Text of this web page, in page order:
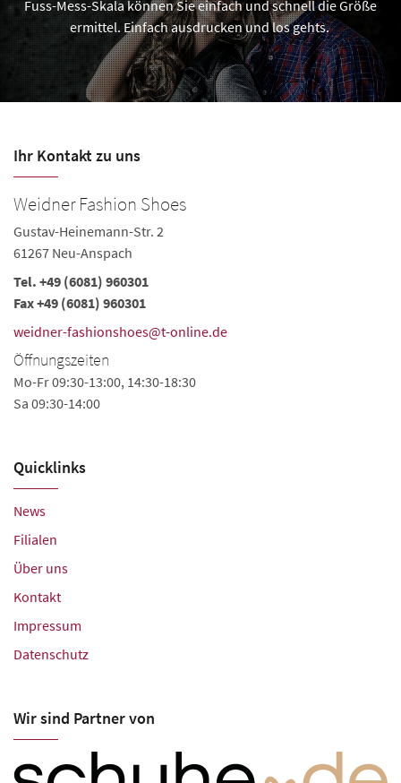
Fuss-Mess-Skala können Sie einfach und schnell die Größe
ermittel. Einfach ausdrucken und los gehts.
Ihr Kontakt zu uns
Weidner Fashion Shoes
Gustav-Heinemann-Str. 2
61267 Neu-Anspach
Tel. +49 (6081) 960301
Fax +49 (6081) 960301
weidner-fashionshoes@t-online.de
Öffnungszeiten
Mo-Fr 09:30-13:00, 14:30-18:30
Sa 09:30-14:00
Quicklinks
News
Filialen
Über uns
Kontakt
Impressum
Datenschutz
Wir sind Partner von